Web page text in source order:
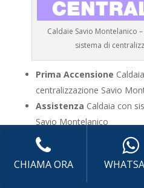
Caldaie Savio Montelanico
sistema di
Prima Accensione
centralizzazione Savio
Assistenza Caldaia con
Savio Montelanico
Manutenzione
Caldaia
centralizzazione Savio
Riparazione
Caldaia con
Savio Montelanico
CHIAMA ORA